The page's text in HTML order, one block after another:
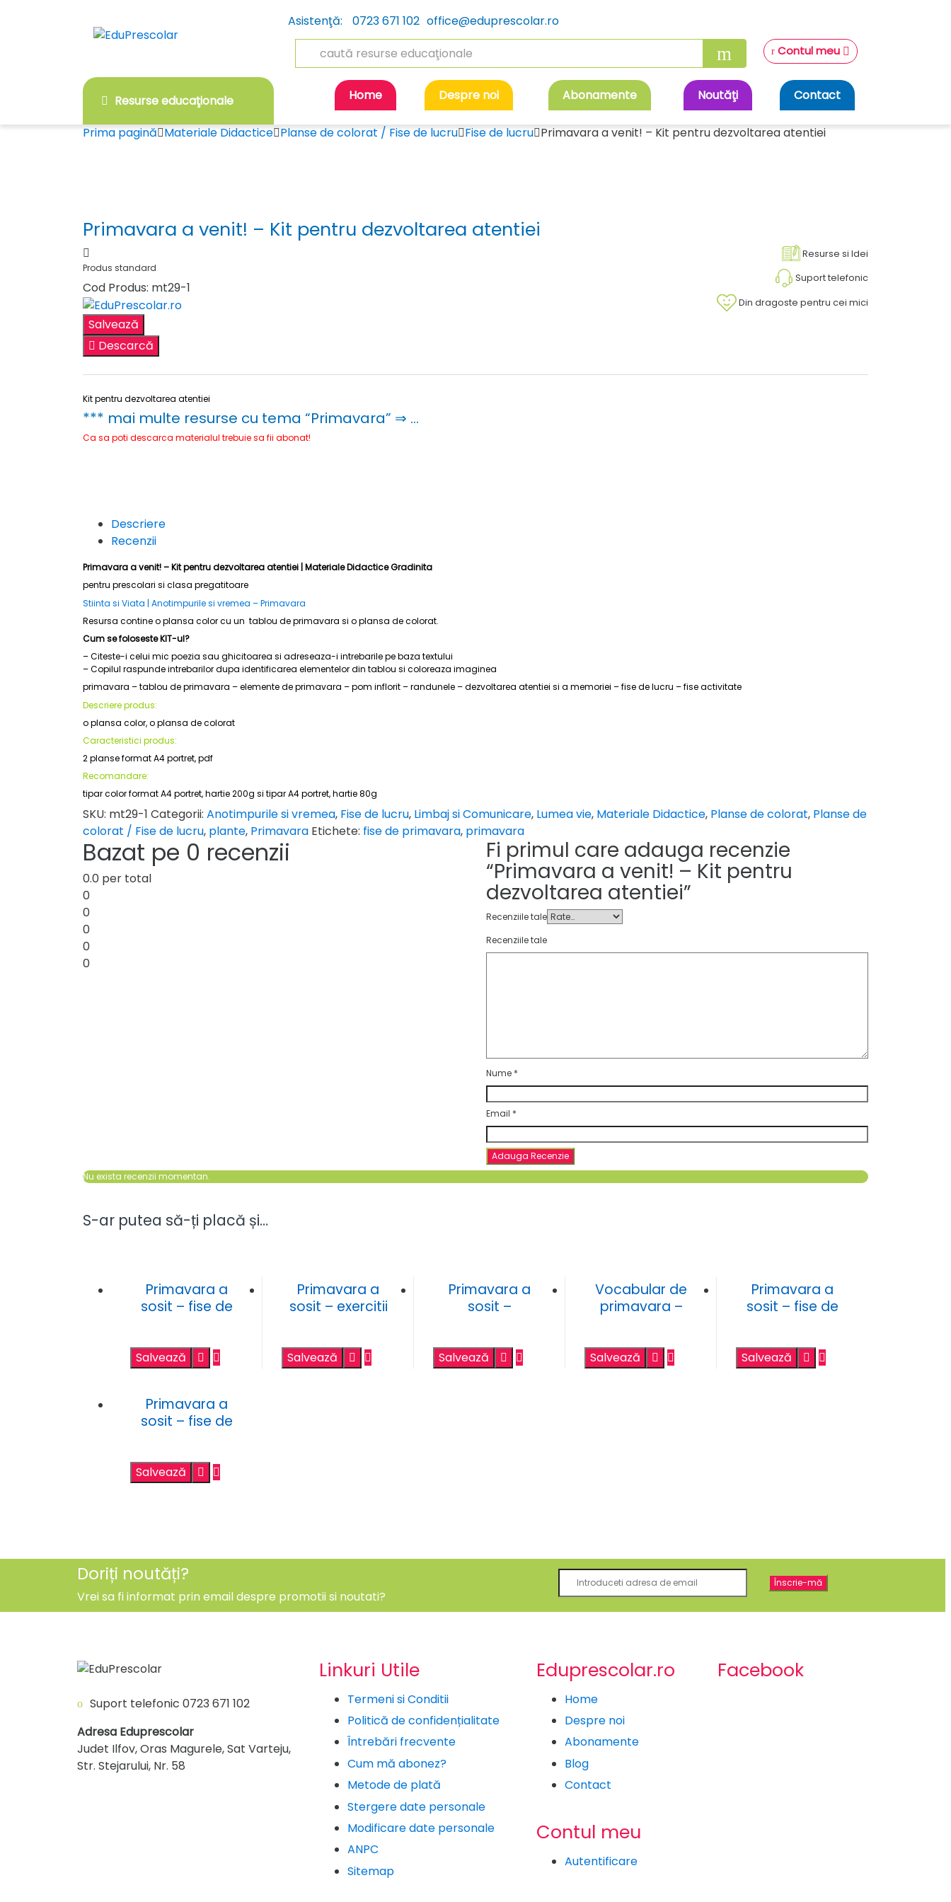
Asistenţă: 0723 671 102 office@eduprescolar.ro
Contul meu
Resurse educaţionale Home Despre noi Abonamente Noutăţi Contact
Prima pagină Materiale Didactice Planse de colorat / Fise de lucru Fise de lucru Primavara a venit! – Kit pentru dezvoltarea atentiei
Primavara a venit! – Kit pentru dezvoltarea atentiei
Resurse si Idei
Suport telefonic
Din dragoste pentru cei mici
Produs standard
Cod Produs: mt29-1
Salvează
Descarcă
Kit pentru dezvoltarea atentiei
*** mai multe resurse cu tema “Primavara” ⇒ …
Ca sa poti descarca materialul trebuie sa fii abonat!
Descriere
Recenzii
Primavara a venit! – Kit pentru dezvoltarea atentiei | Materiale Didactice Gradinita
pentru prescolari si clasa pregatitoare
Stiinta si Viata | Anotimpurile si vremea – Primavara
Resursa contine o plansa color cu un tablou de primavara si o plansa de colorat.
Cum se foloseste KIT-ul?
– Citeste-i celui mic poezia sau ghicitoarea si adreseaza-i intrebarile pe baza textului
– Copilul raspunde intrebarilor dupa identificarea elementelor din tablou si coloreaza imaginea
primavara – tablou de primavara – elemente de primavara – pom inflorit – randunele – dezvoltarea atentiei si a memoriei – fise de lucru – fise activitate
Descriere produs:
o plansa color, o plansa de colorat
Caracteristici produs:
2 planse format A4 portret, pdf
Recomandare:
tipar color format A4 portret, hartie 200g si tipar A4 portret, hartie 80g
SKU: mt29-1 Categorii: Anotimpurile si vremea, Fise de lucru, Limbaj si Comunicare, Lumea vie, Materiale Didactice, Planse de colorat, Planse de
colorat / Fise de lucru, plante, Primavara Etichete: fise de primavara, primavara
Bazat pe 0 recenzii
0.0 per total
0
0
0
0
0
Fi primul care adauga recenzie
“Primavara a venit! – Kit pentru
dezvoltarea atentiei”
Recenziile tale
Recenziile tale
Nume *
Email *
Nu exista recenzii momentan.
S-ar putea să-ți placă și…
Primavara a
sosit – fise de
Salvează
Primavara a
sosit – exercitii
Salvează
Primavara a
sosit –
grafice
Salvează
Vocabular de
primavara –
Salvează
Primavara a
sosit – fise de
Salvează
Primavara a
sosit – fise de
Salvează
Doriți noutăți?
Vrei sa fi informat prin email despre promotii si noutati?
Suport telefonic 0723 671 102
Adresa Eduprescolar
Judet Ilfov, Oras Magurele, Sat Varteju,
Str. Stejarului, Nr. 58
Linkuri Utile
Termeni si Conditii
Politică de confidențialitate
Întrebări frecvente
Cum mă abonez?
Metode de plată
Stergere date personale
Modificare date personale
ANPC
Sitemap
Eduprescolar.ro
Home
Despre noi
Abonamente
Blog
Contact
Contul meu
Autentificare
Facebook